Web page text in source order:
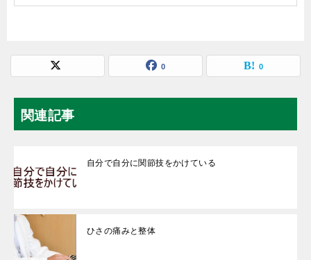
0 0
関連記事
自分で自分に関節技をかけている
ひさの痛みと整体